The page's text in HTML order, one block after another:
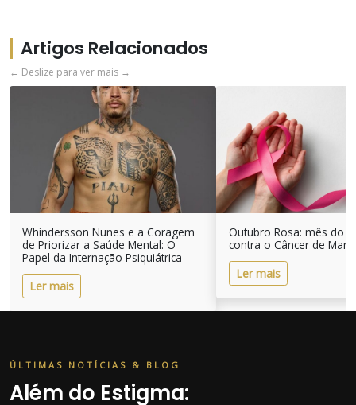
Artigos Relacionados
← Deslize para ver mais →
Whindersson Nunes e a Coragem
de Priorizar a Saúde Mental: O
Papel da Internação Psiquiátrica
Ler mais
Outubro Rosa: mês do
contra o Câncer de
Ler mais
ÚLTIMAS NOTÍCIAS & BLOG
Além do Estigma: